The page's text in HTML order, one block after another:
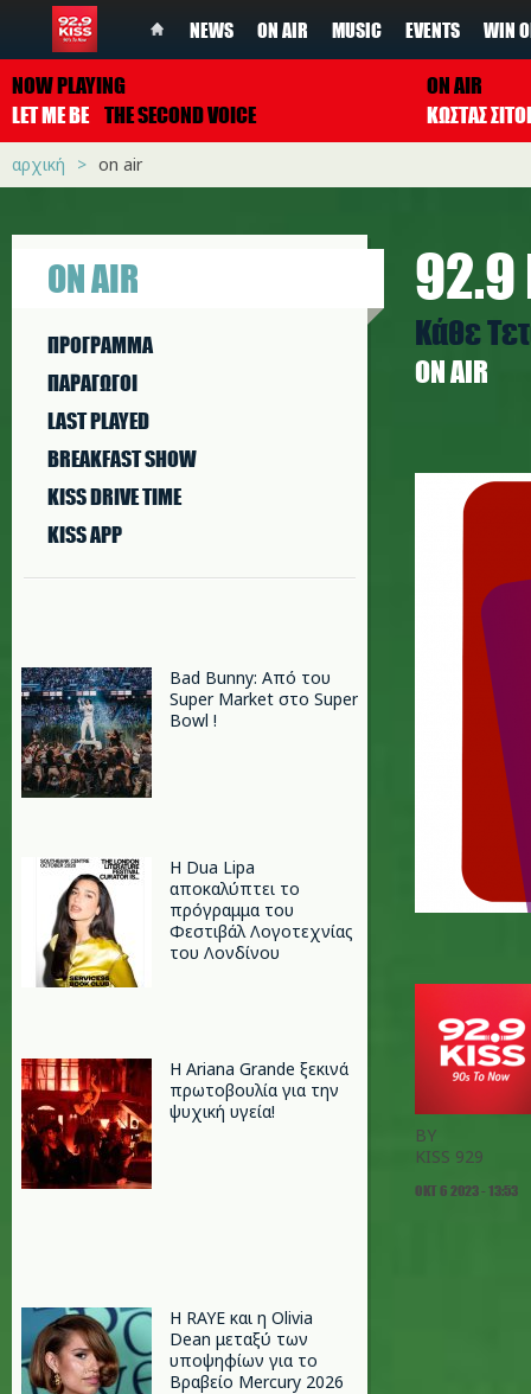
NEWS ON AIR MUSIC EVENTS WIN
NOW PLAYING
LET ME BE THE SECOND VOICE
ON AIR
ΚΩΣΤΑΣ
αρχική on air
ON AIR
ΠΡΟΓΡΑΜΜΑ
ΠΑΡΑΓΩΓΟΙ
LAST PLAYED
BREAKFAST SHOW
KISS DRIVE TIME
KISS APP
Bad Bunny: Από του
Super Market στο Super
Bowl !
Η Dua Lipa
αποκαλύπτει το
πρόγραμμα του
Φεστιβάλ Λογοτεχνίας
του Λονδίνου
Η Ariana Grande ξεκινά
πρωτοβουλία για την
ψυχική υγεία!
Η RAYE και η Olivia
Dean μεταξύ των
υποψηφίων για το
Βραβείο Mercury 2026
92.9
Kάθε
ON AIR
BY
KISS 929
ΟΚΤ 6 2023 - 13:53